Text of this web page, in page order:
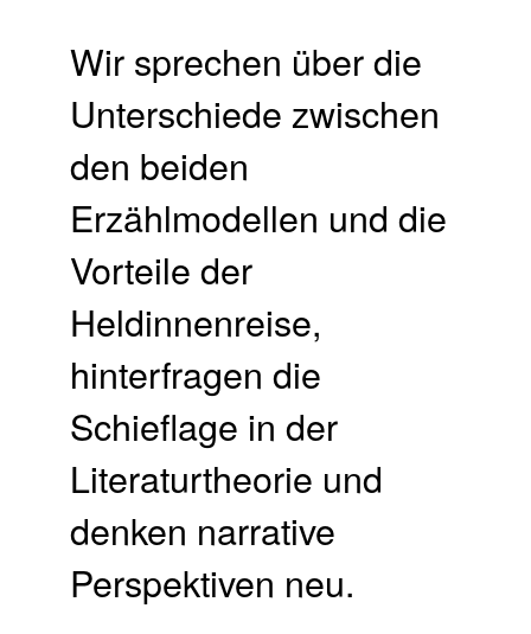
Wir sprechen über die
Unterschiede zwischen
den beiden
Erzählmodellen und die
Vorteile der
Heldinnenreise,
hinterfragen die
Schieflage in der
Literaturtheorie und
denken narrative
Perspektiven neu.